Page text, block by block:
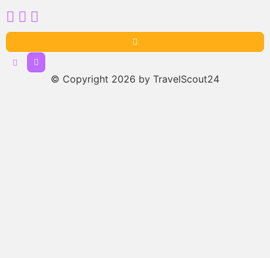
© Copyright 2026 by TravelScout24